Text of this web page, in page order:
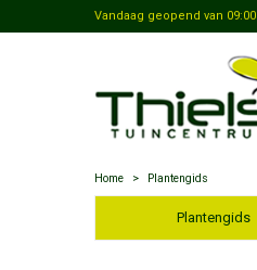
Home > Plantengids
Vandaag geopend van 09:00
Plantengids